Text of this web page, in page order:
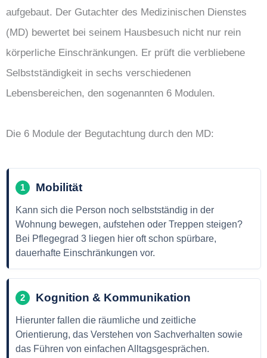
aufgebaut. Der Gutachter des Medizinischen Dienstes
(MD) bewertet bei seinem Hausbesuch nicht nur rein
körperliche Einschränkungen. Er prüft die verbliebene
Selbstständigkeit in sechs verschiedenen
Lebensbereichen, den sogenannten 6 Modulen.
Die 6 Module der Begutachtung durch den MD:
1 Mobilität
Kann sich die Person noch selbstständig in der
Wohnung bewegen, aufstehen oder Treppen steigen?
Bei Pflegegrad 3 liegen hier oft schon spürbare,
dauerhafte Einschränkungen vor.
2 Kognition & Kommunikation
Hierunter fallen die räumliche und zeitliche
Orientierung, das Verstehen von Sachverhalten sowie
das Führen von einfachen Alltagsgesprächen.